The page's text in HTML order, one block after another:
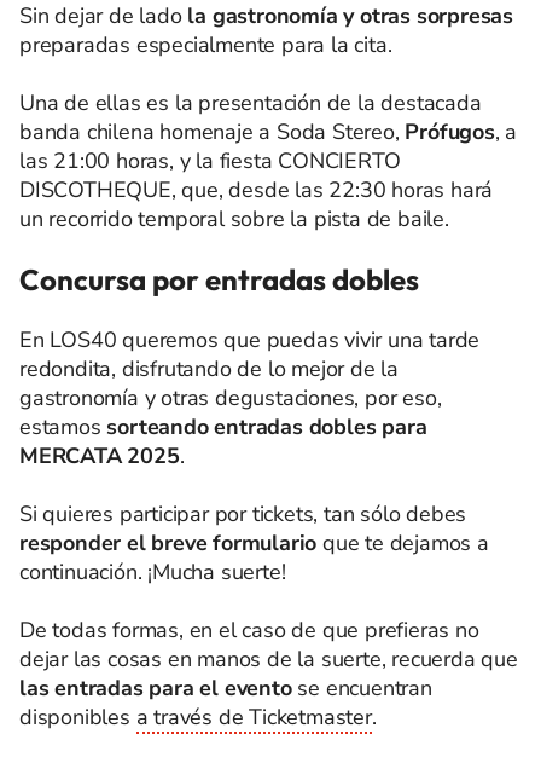
Sin dejar de ladola gastronomía y otras sorpresas
preparadas especialmente para la cita.
Una de ellas es la presentación de la destacada
banda chilena homenaje a Soda Stereo, Prófugos, a
las 21:00 horas, y la fiesta CONCIERTO
DISCOTHEQUE, que, desde las 22:30 horas hará
un recorrido temporal sobre la pista de baile.
Concursa por entradas dobles
En LOS40 queremos que puedas vivir una tarde
redondita, disfrutando de lo mejor de la
gastronomía y otras degustaciones, por eso,
estamos sorteando entradas dobles para
MERCATA 2025.
Si quieres participar por tickets, tan sólo debes
responder el breve formulario que te dejamos a
continuación. ¡Mucha suerte!
De todas formas, en el caso de que prefieras no
dejar las cosas en manos de la suerte, recuerda que
las entradas para el evento se encuentran
disponibles a través de Ticketmaster.